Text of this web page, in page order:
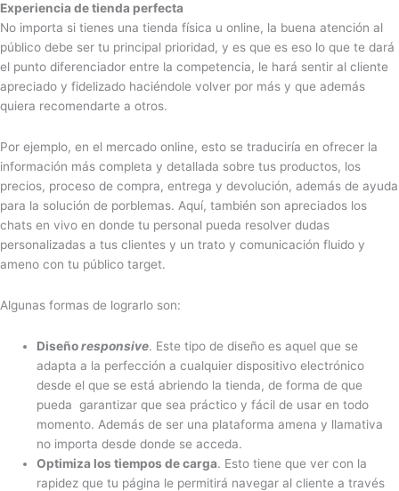
Experiencia de tienda perfecta
No importa si tienes una tienda física u online, la buena atención al
público debe ser tu principal prioridad, y es que es eso lo que te dará
el punto diferenciador entre la competencia, le hará sentir al cliente
apreciado y fidelizado haciéndole volver por más y que además
quiera recomendarte a otros.
Por ejemplo, en el mercado online, esto se traduciría en ofrecer la
información más completa y detallada sobre tus productos, los
precios, proceso de compra, entrega y devolución, además de ayuda
para la solución de porblemas. Aquí, también son apreciados los
chats en vivo en donde tu personal pueda resolver dudas
personalizadas a tus clientes y un trato y comunicación fluido y
ameno con tu público target.
Algunas formas de lograrlo son:
Diseñoresponsive. Este tipo de diseño es aquel que se
adapta a la perfección a cualquier dispositivo electrónico
desde el que se está abriendo la tienda, de forma de que
pueda garantizar que sea práctico y fácil de usar en todo
momento. Además de ser una plataforma amena y llamativa
no importa desde donde se acceda.
Optimiza los tiempos de carga. Esto tiene que ver con la
rapidez que tu página le permitirá navegar al cliente a través